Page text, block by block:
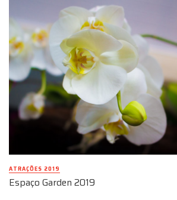
ATRAÇÕES 2019
Espaço Garden 2019